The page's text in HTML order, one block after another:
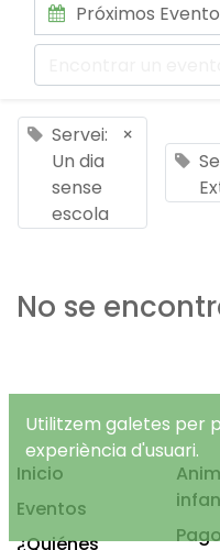
Próximos
Servei:
Un dia
sense
escola
×
No se
Inicio
Eventos
¿Quiénes
Utilitzem galetes per
experiència d'usuari.